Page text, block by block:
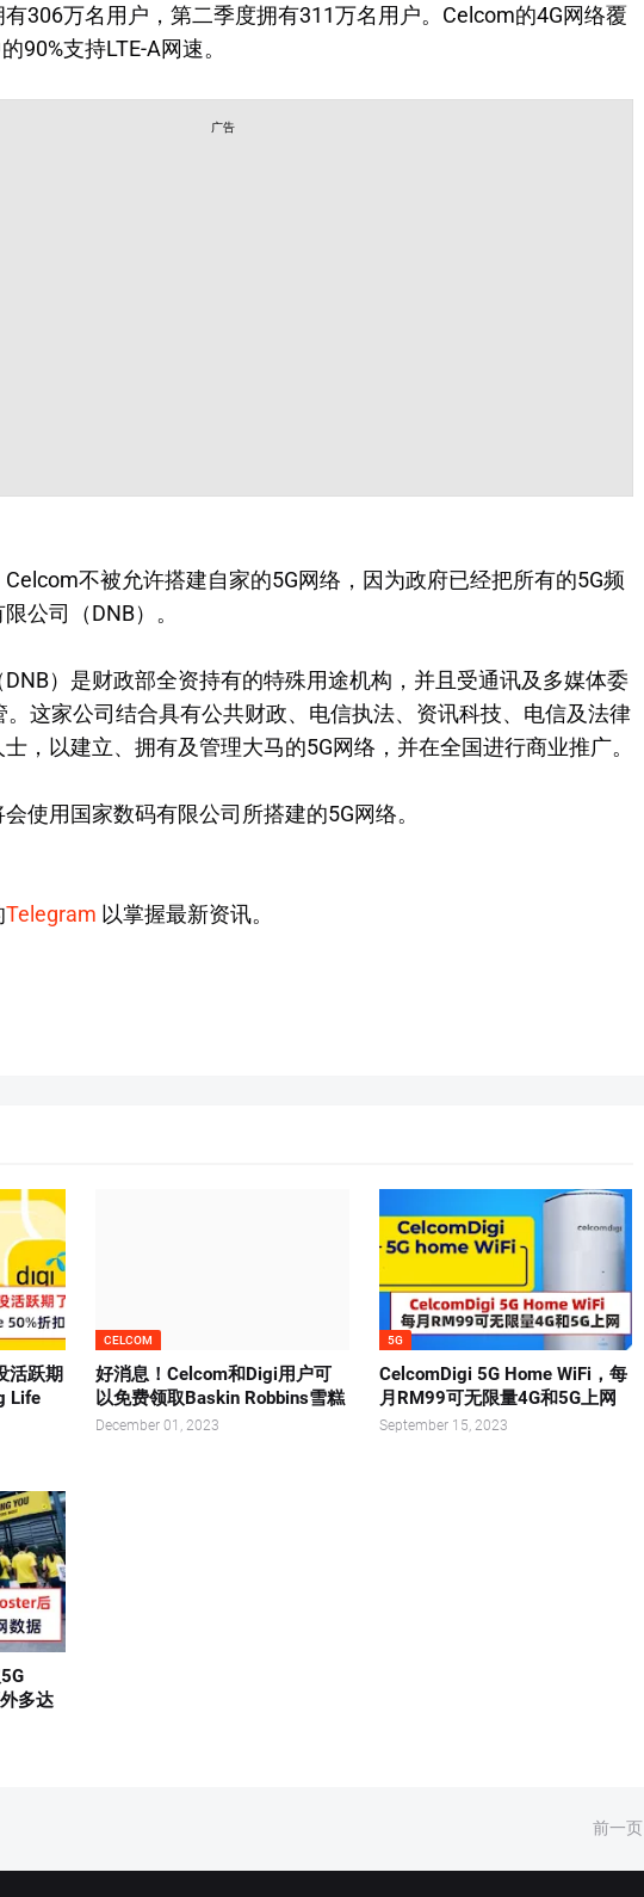
有306万名用户，第二季度拥有311万名用户。Celcom的4G网络覆
90%支持LTE-A网速。
广告
不被允许搭建自家的5G网络，因为政府已经把所有的5G频
公司（DNB）。
）是财政部全资持有的特殊用途机构，并且受通讯及多媒体委
。这家公司结合具有公共财政、电信执法、资讯科技、电信及法律
，以建立、拥有及管理大马的5G网络，并在全国进行商业推广。
使用国家数码有限公司所搭建的5G网络。
Telegram 以掌握最新资讯。
活跃期
Life
CELCOM
好消息！Celcom和Digi用户可
以免费领取Baskin Robbins雪糕
December 01, 2023
5G
CelcomDigi 5G Home WiFi，每
月RM99可无限量4G和5G上网
September 15, 2023
多达
前一页